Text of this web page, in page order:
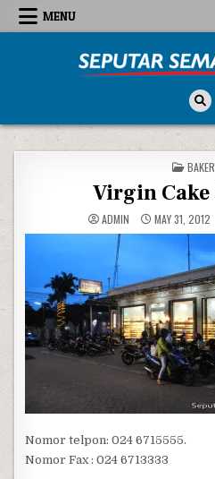
Skip to content
MENU
Virgin
ADMIN MAY 31, 2012
Nomor telpon: 024 6715555.
Nomor Fax : 024 6713333